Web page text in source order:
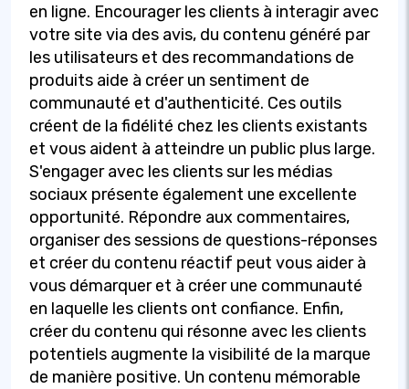
en ligne. Encourager les clients à interagir avec
votre site via des avis, du contenu généré par
les utilisateurs et des recommandations de
produits aide à créer un sentiment de
communauté et d'authenticité. Ces outils
créent de la fidélité chez les clients existants
et vous aident à atteindre un public plus large.
S'engager avec les clients sur les médias
sociaux présente également une excellente
opportunité. Répondre aux commentaires,
organiser des sessions de questions-réponses
et créer du contenu réactif peut vous aider à
vous démarquer et à créer une communauté
en laquelle les clients ont confiance. Enfin,
créer du contenu qui résonne avec les clients
potentiels augmente la visibilité de la marque
de manière positive. Un contenu mémorable